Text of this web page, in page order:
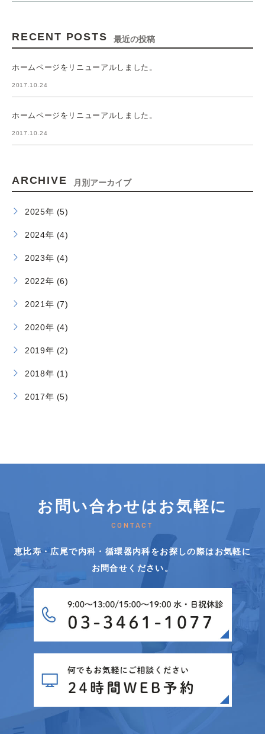
RECENT POSTS 最近の投稿
ホームページをリニューアルしました。
2017.10.24
ホームページをリニューアルしました。
2017.10.24
ARCHIVE 月別アーカイブ
2025年 (5)
2024年 (4)
2023年 (4)
2022年 (6)
2021年 (7)
2020年 (4)
2019年 (2)
2018年 (1)
2017年 (5)
お問い合わせはお気軽に
CONTACT
恵比寿・広尾で内科・循環器内科をお探しの際はお気軽に
お問合せください。